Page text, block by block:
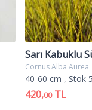
Sarı Kabuklu
Cornus Alba Aurea
40-60 cm , Stok
420,00TL